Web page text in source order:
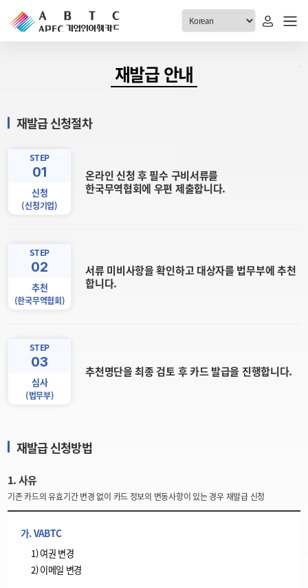
ABTC 전체메뉴
ABTC 제도 소개
발급 자격요건
신규발급 안내
재발급 안내
신청
취소
고객센터
재발급 안내
재발급 신청절차
STEP
01
신청
(신청기업)
온라인 신청 후 필수 구비서류를
한국무역협회에 우편 제출합니다.
STEP
02
추천
(한국무역협회)
서류 미비사항을 확인하고 대상자를 법무부에 추천
합니다.
STEP
03
심사
(법무부)
추천명단을 최종 검토 후 카드 발급을 진행합니다.
재발급 신청방법
1. 사유
기존 카드의 유효기간 변경 없이 카드 정보의 변동사항이 있는 경우 재발급 신청
가. VABTC
1) 여권 변경
2) 이메일 변경